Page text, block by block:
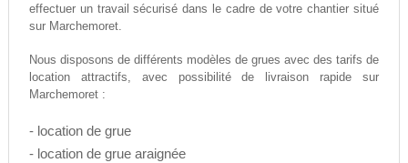
effectuer un travail sécurisé dans le cadre de votre chantier situé
sur Marchemoret.
Nous disposons de différents modèles de grues avec des tarifs de
location attractifs, avec possibilité de livraison rapide sur
Marchemoret :
- location de grue
- location de grue araignée